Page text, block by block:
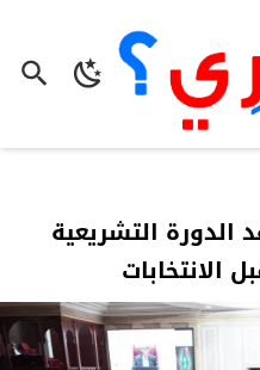
التشريعية
الانتخابات